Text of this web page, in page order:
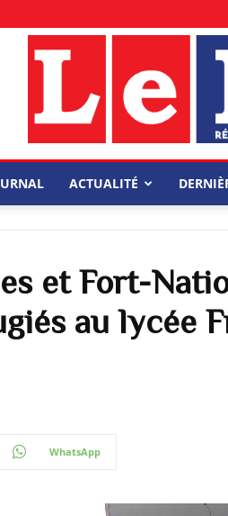
ACTUALITÉ
et Fort-
au lycée
WhatsApp